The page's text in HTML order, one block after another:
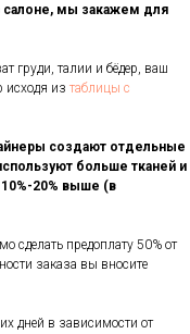
салоне, мы закажем для
груди, талии и бёдер, ваш
исходя из таблицы с
создают отдельные
больше тканей и
20% выше (в
сделать предоплату 50% от
заказа вы вносите
дней в зависимости от